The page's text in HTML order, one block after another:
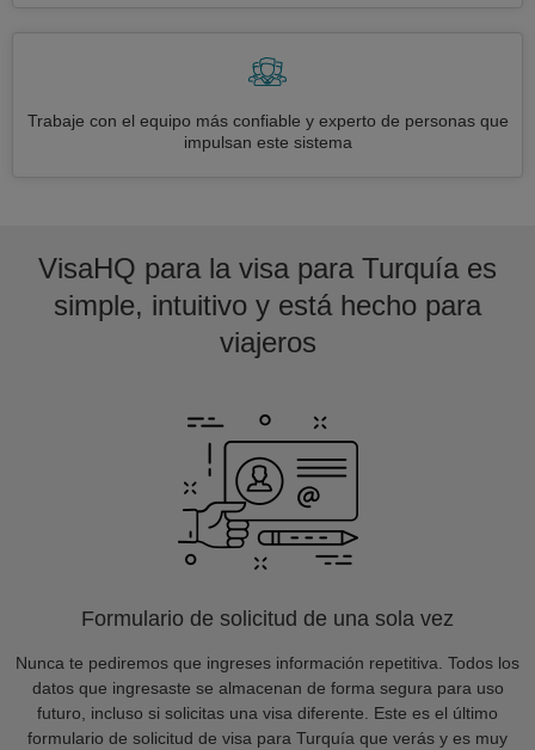
Trabaje con el equipo más confiable y experto de personas que
impulsan este sistema
VisaHQ para la visa para Turquía es
simple, intuitivo y está hecho para
viajeros
Formulario de solicitud de una sola vez
Nunca te pediremos que ingreses información repetitiva. Todos los
datos que ingresaste se almacenan de forma segura para uso
futuro, incluso si solicitas una visa diferente. Este es el último
formulario de solicitud de visa para Turquía que verás y es muy